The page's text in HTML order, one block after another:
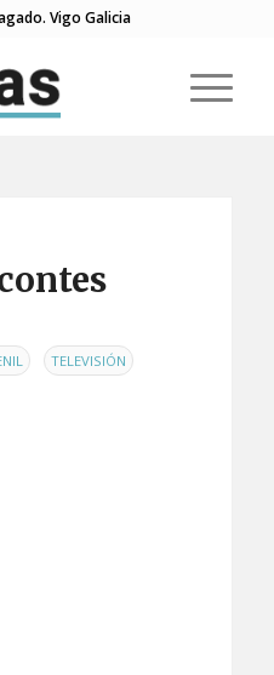
Vigo Galicia
, TELEVISIÓN ,